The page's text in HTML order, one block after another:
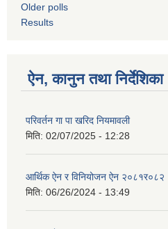
Older polls
Results
ऐन, कानुन तथा निर्देशिका
परिवर्तन गा पा खरिद नियमावली
मिति: 02/07/2025 - 12:28
आर्थिक ऐन र विनियोजन ऐन २०८१र०८२
मिति: 06/26/2024 - 13:49